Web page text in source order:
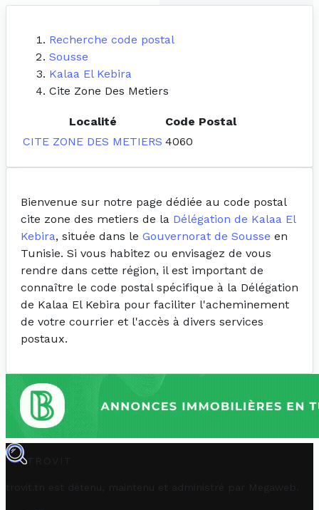
Recherche code postal
Sousse
Kalaa El Kebira
Cite Zone Des Metiers
Localité
Code Postal
CITE ZONE DES METIERS 4060
Bienvenue sur notre page dédiée au code postal
cite zone des metiers de la Délégation de Kalaa El
Kebira, située dans le Gouvernorat de Sousse en
Tunisie. Si vous habitez ou envisagez de vous
rendre dans cette région, il est important de
connaître le code postal spécifique à la Délégation
de Kalaa El Kebira pour faciliter l'acheminement
de votre courrier et l'accès à divers services
postaux.
TROVIT
trovit.tn est détenu, maintenu et administré par Megaweb